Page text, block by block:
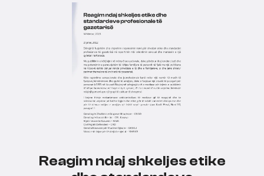
Reagim ndaj shkeljes etike